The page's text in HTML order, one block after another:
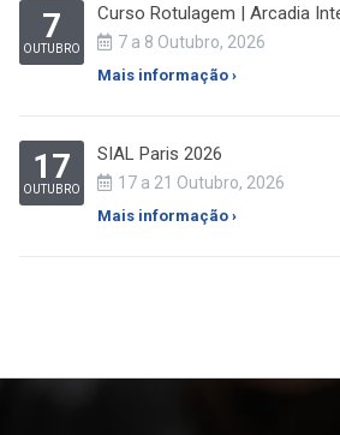
7
OUTUBRO
Curso Rotulagem | Arcadia
7 a 8 Outubro, 2026
Mais informação ›
17
OUTUBRO
SIAL Paris 2026
17 a 21 Outubro, 2026
Mais informação ›